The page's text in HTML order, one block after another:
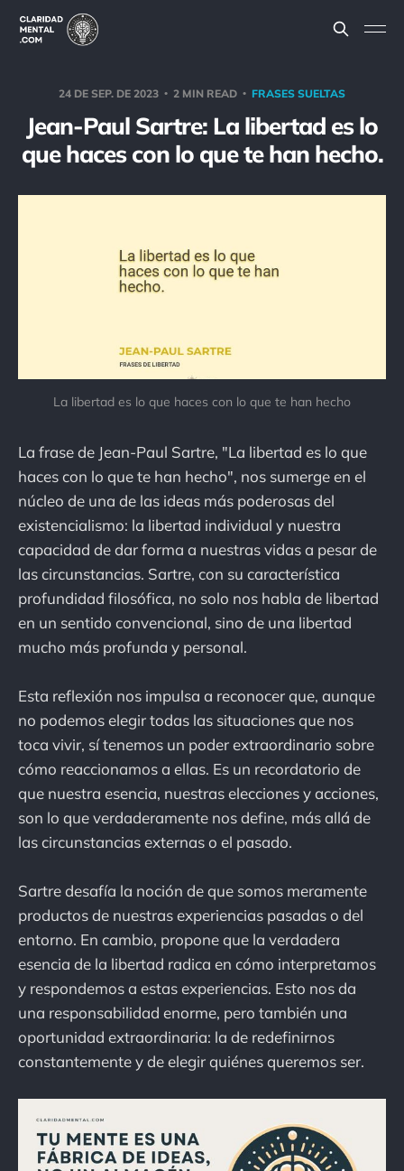
24 DE SEP. DE 2023 2 MIN READ FRASES SUELTAS
Jean-Paul Sartre: La libertad es lo
que haces con lo que te han hecho.
La libertad es lo que haces con lo que te han hecho
La frase de Jean-Paul Sartre, "La libertad es lo que
haces con lo que te han hecho", nos sumerge en el
núcleo de una de las ideas más poderosas del
existencialismo: la libertad individual y nuestra
capacidad de dar forma a nuestras vidas a pesar de
las circunstancias. Sartre, con su característica
profundidad filosófica, no solo nos habla de libertad
en un sentido convencional, sino de una libertad
mucho más profunda y personal.
Esta reflexión nos impulsa a reconocer que, aunque
no podemos elegir todas las situaciones que nos
toca vivir, sí tenemos un poder extraordinario sobre
cómo reaccionamos a ellas. Es un recordatorio de
que nuestra esencia, nuestras elecciones y acciones,
son lo que verdaderamente nos define, más allá de
las circunstancias externas o el pasado.
Sartre desafía la noción de que somos meramente
productos de nuestras experiencias pasadas o del
entorno. En cambio, propone que la verdadera
esencia de la libertad radica en cómo interpretamos
y respondemos a estas experiencias. Esto nos da
una responsabilidad enorme, pero también una
oportunidad extraordinaria: la de redefinirnos
constantemente y de elegir quiénes queremos ser.